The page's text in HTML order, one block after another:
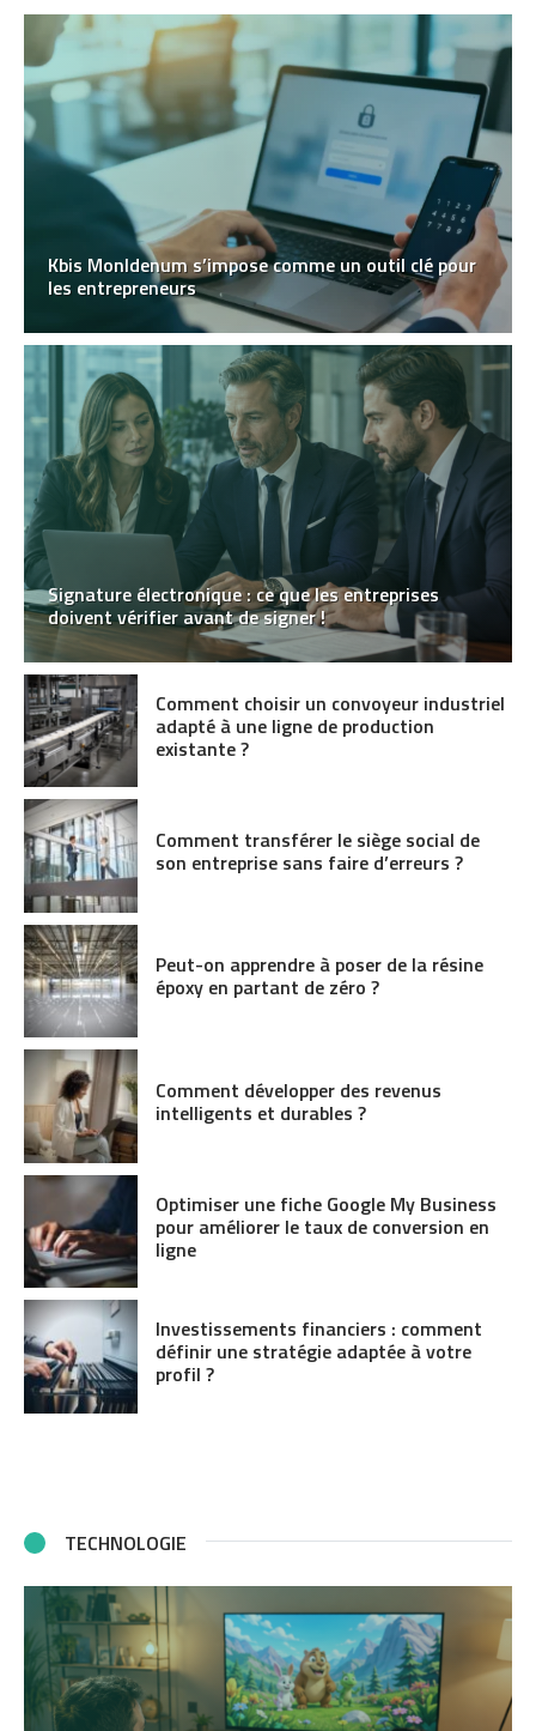
Kbis MonIdenum s’impose comme un outil clé pour
les entrepreneurs
Signature électronique : ce que les entreprises
doivent vérifier avant de signer !
Comment choisir un convoyeur industriel
adapté à une ligne de production
existante ?
Comment transférer le siège social de
son entreprise sans faire d’erreurs ?
Peut-on apprendre à poser de la résine
époxy en partant de zéro ?
Comment développer des revenus
intelligents et durables ?
Optimiser une fiche Google My Business
pour améliorer le taux de conversion en
ligne
Investissements financiers : comment
définir une stratégie adaptée à votre
profil ?
TECHNOLOGIE